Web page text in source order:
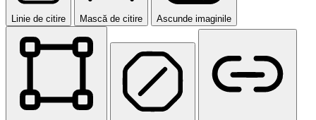
Linie de citire Mască de citire Ascunde imaginile